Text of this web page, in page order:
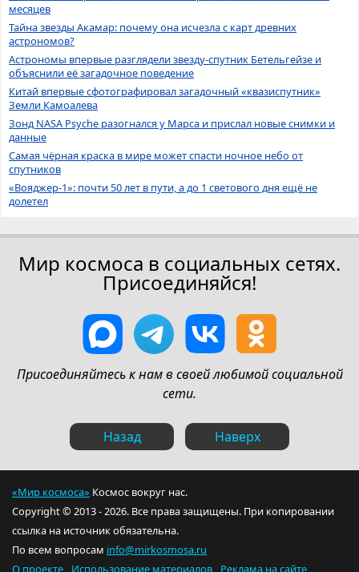
месяцев
Тайна звезды Акамар: почему она исчезла с карт древних
астрономов?
Астрономы впервые разглядели звезду-спутник Бетельгейзе и
объяснили её загадочное поведение
Китай впервые сфотографировал загадочный «квазиспутник»
Земли Камоалева
Зонд NASA Psyche разогнался у Марса и прислал новые снимки и
данные
Самая чёрная краска в мире может спасти ночное небо от
спутников
«Вояджер-1»: почти 50 лет в пути, а до 1 светового дня ещё не
долетел
Мир космоса в социальных сетях.
Присоединяйся!
Присоединяйтесь к нам в своей любимой социальной
сети.
Назад Наверх
«Мир космоса» Космос вокруг нас.
Copyright © 2013 - 2026. Все права защищены. При копировании
ссылка на источник обязательна.
По всем вопросам info@mirkosmosa.ru
О проекте
Использование материалов Реклама на сайте